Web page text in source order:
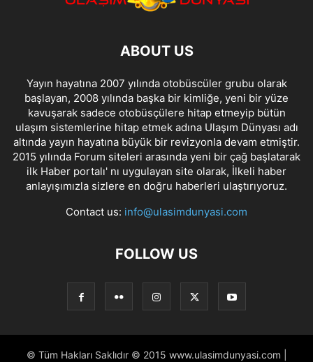
ABOUT US
Yayın hayatına 2007 yılında otobüscüler grubu olarak
başlayan, 2008 yılında başka bir kimliğe, yeni bir yüze
kavuşarak sadece otobüsçülere hitap etmeyip bütün
ulaşım sistemlerine hitap etmek adına Ulaşım Dünyası adı
altında yayın hayatına büyük bir revizyonla devam etmiştir.
2015 yılında Forum siteleri arasında yeni bir çağ başlatarak
ilk Haber portalı' nı uygulayan site olarak, İlkeli haber
anlayışımızla sizlere en doğru haberleri ulaştırıyoruz.
Contact us: info@ulasimdunyasi.com
FOLLOW US
© Tüm Hakları Saklıdır © 2015 www.ulasimdunyasi.com |